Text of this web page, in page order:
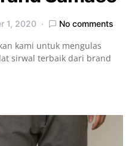
1, 2020 No comments
kami untuk mengulas
sirwal terbaik dari brand